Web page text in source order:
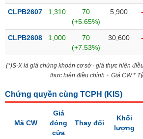
Hủy
niêm
Theo
đặc
Không
được
quỹ
CLPB2607 1,310
70
(+5.65%)
5,900
CLPB2608 1,000
70
(+7.53%)
30,600
(*)S-X là giá chứng khoán cơ sở - giá thực hiện
thực hiện điều chỉnh + Giá CW *
Chứng quyền cùng TCPH (KIS)
Mã CW
Giá
đóng
cửa
Thay đổi
Khối
lượng
PHIẾU
ĐẦU
DỮ